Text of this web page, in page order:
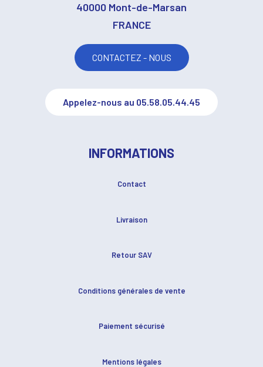
40000 Mont-de-Marsan
FRANCE
CONTACTEZ - NOUS
Appelez-nous au 05.58.05.44.45
INFORMATIONS
Contact
Livraison
Retour SAV
Conditions générales de vente
Paiement sécurisé
Mentions légales